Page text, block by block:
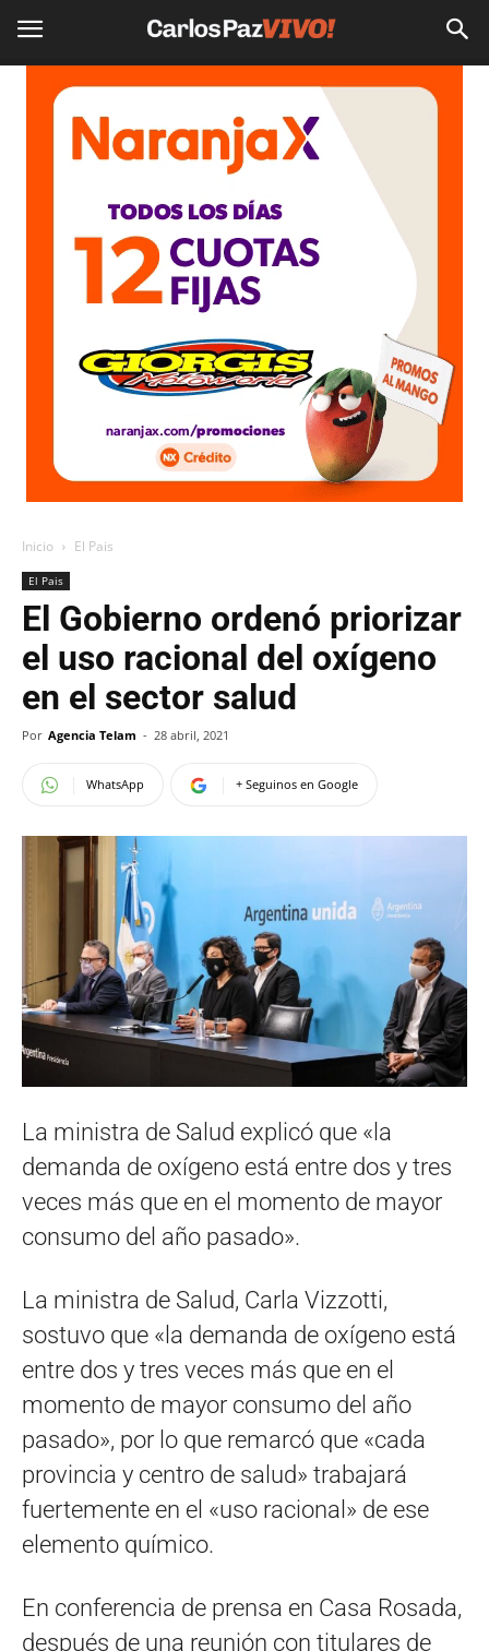
Inicio El Pais
El Pais
El Gobierno ordenó priorizar
el uso racional del oxígeno
en el sector salud
Por Agencia Telam - 28 abril, 2021
WhatsApp + Seguinos en Google
La ministra de Salud explicó que «la
demanda de oxígeno está entre dos y tres
veces más que en el momento de mayor
consumo del año pasado».
La ministra de Salud, Carla Vizzotti,
sostuvo que «la demanda de oxígeno está
entre dos y tres veces más que en el
momento de mayor consumo del año
pasado», por lo que remarcó que «cada
provincia y centro de salud» trabajará
fuertemente en el «uso racional» de ese
elemento químico.
En conferencia de prensa en Casa Rosada,
después de una reunión con titulares de